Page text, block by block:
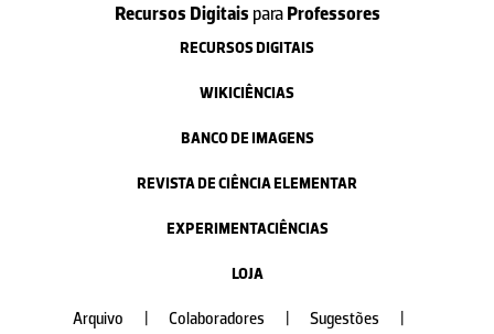
Recursos Digitais paraProfessores
RECURSOS DIGITAIS
WIKICIÊNCIAS
BANCO DE IMAGENS
REVISTA DE CIÊNCIA ELEMENTAR
EXPERIMENTACIÊNCIAS
LOJA
Arquivo Colaboradores Sugestões